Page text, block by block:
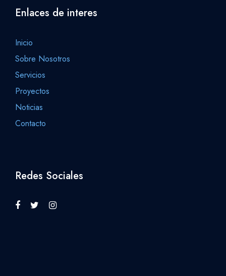
Enlaces de interes
Inicio
Sobre Nosotros
Servicios
Proyectos
Noticias
Contacto
Redes Sociales